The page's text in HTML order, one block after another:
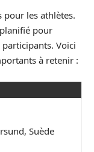
pour les athlètes.
pour
Voici
à retenir :
Suède